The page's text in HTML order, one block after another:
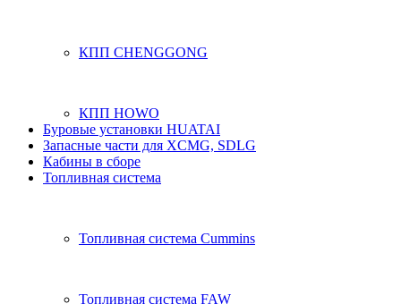
КПП CHENGGONG
КПП HOWO
Буровые установки HUATAI
Запасные части для XCMG, SDLG
Кабины в сборе
Топливная система
Топливная система Cummins
Топливная система FAW